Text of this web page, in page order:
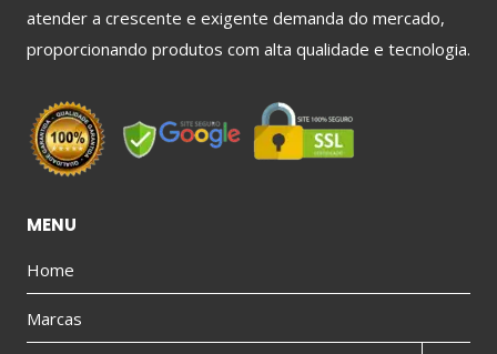
atender a crescente e exigente demanda do mercado,
proporcionando produtos com alta qualidade e tecnologia.
MENU
Home
Marcas